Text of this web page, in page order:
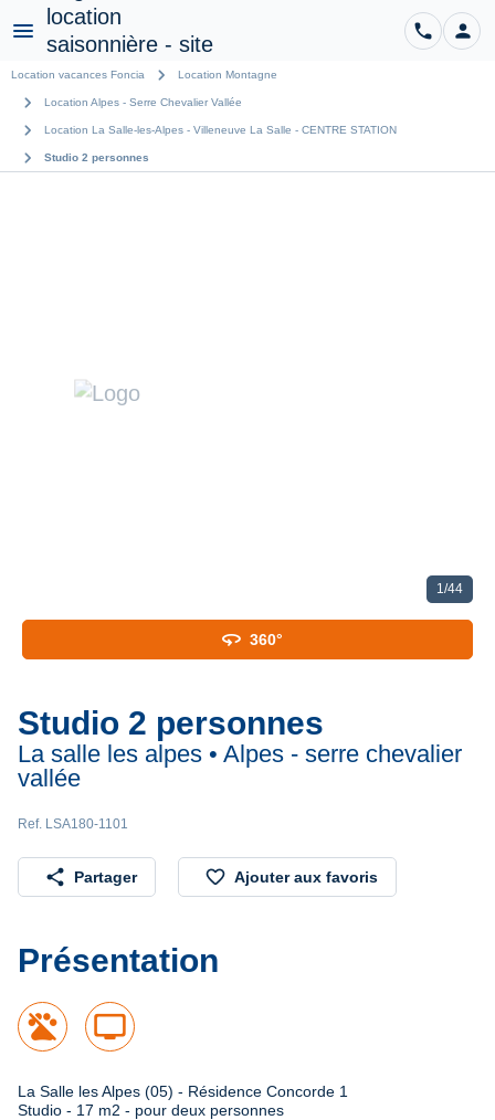
Menu phone person
Location vacances Foncia chevron_right Location Montagne
chevron_right Location Alpes - Serre Chevalier Vallée
chevron_right Location La Salle-les-Alpes - Villeneuve La Salle - CENTRE STATION
chevron_right Studio 2 personnes
1/44
360 360°
Studio 2 personnes
La salle les alpes • Alpes - serre chevalier
vallée
Ref. LSA180-1101
share Partager favorite_border Ajouter aux favoris
Présentation
tv
La Salle les Alpes (05) - Résidence Concorde 1
Studio - 17 m2 - pour deux personnes